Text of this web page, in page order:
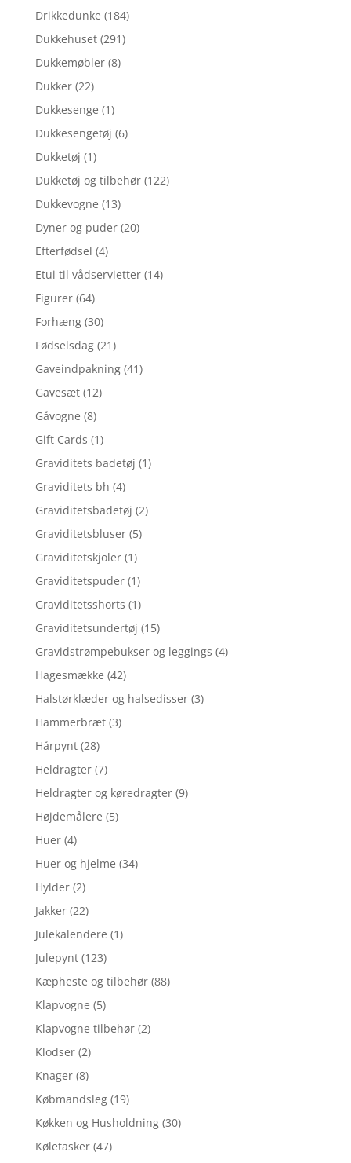
Drikkedunke (184)
Dukkehuset (291)
Dukkemøbler (8)
Dukker (22)
Dukkesenge (1)
Dukkesengetøj (6)
Dukketøj (1)
Dukketøj og tilbehør (122)
Dukkevogne (13)
Dyner og puder (20)
Efterfødsel (4)
Etui til vådservietter (14)
Figurer (64)
Forhæng (30)
Fødselsdag (21)
Gaveindpakning (41)
Gavesæt (12)
Gåvogne (8)
Gift Cards (1)
Graviditets badetøj (1)
Graviditets bh (4)
Graviditetsbadetøj (2)
Graviditetsbluser (5)
Graviditetskjoler (1)
Graviditetspuder (1)
Graviditetsshorts (1)
Graviditetsundertøj (15)
Gravidstrømpebukser og leggings (4)
Hagesmække (42)
Halstørklæder og halsedisser (3)
Hammerbræt (3)
Hårpynt (28)
Heldragter (7)
Heldragter og køredragter (9)
Højdemålere (5)
Huer (4)
Huer og hjelme (34)
Hylder (2)
Jakker (22)
Julekalendere (1)
Julepynt (123)
Kæpheste og tilbehør (88)
Klapvogne (5)
Klapvogne tilbehør (2)
Klodser (2)
Knager (8)
Købmandsleg (19)
Køkken og Husholdning (30)
Køletasker (47)